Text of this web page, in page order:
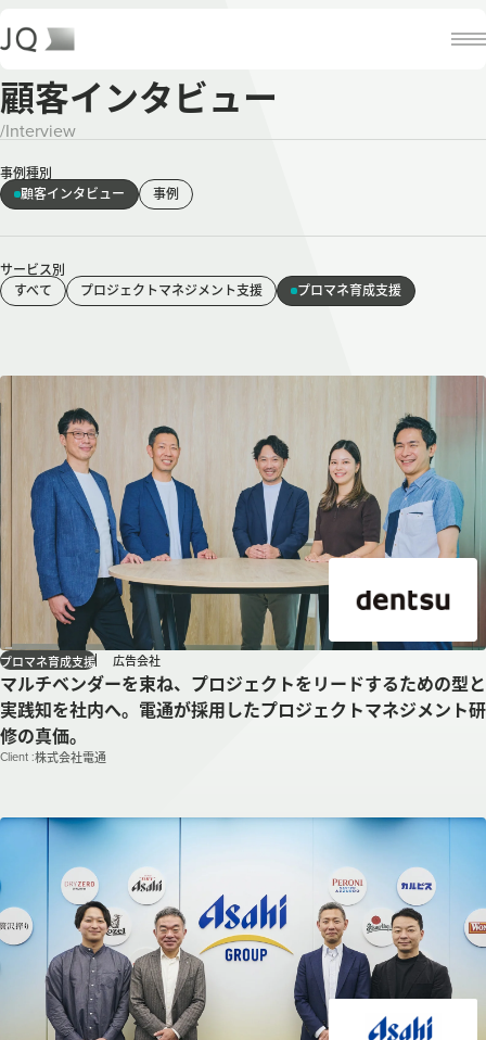
顧客インタビュー
/Interview
事例種別
顧客インタビュー
事例
サービス別
すべて
プロジェクトマネジメント支援 プロマネ育成支援
マルチベンダーを束ね、プロジェクトをリードするための型と
実践知を社内へ。電通が採用したプロジェクトマネジメント研
修の真価。
Client :株式会社電通
プロマネ育成支援 広告会社